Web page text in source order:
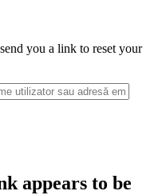
you a link to reset your
appears to be